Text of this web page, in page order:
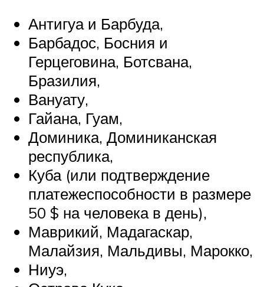
Антигуа и Барбуда,
Барбадос, Босния и
Герцеговина, Ботсвана,
Бразилия,
Вануату,
Гайана, Гуам,
Доминика, Доминиканская
республика,
Куба (или подтверждение
платежеспособности в размере
50 $ на человека в день),
Маврикий, Мадагаскар,
Малайзия, Мальдивы, Марокко,
Ниуэ,